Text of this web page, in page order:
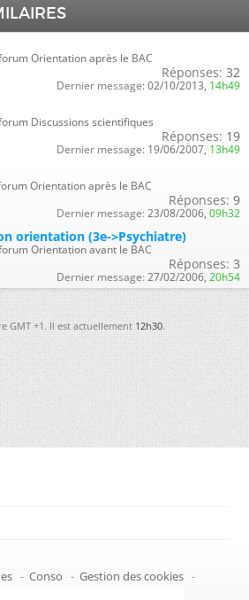
Orientation après le BAC
Réponses: 32
Dernier message: 02/10/2013, 14h49
Discussions scientifiques
Réponses: 19
Dernier message: 19/06/2007, 13h49
Orientation après le BAC
Réponses: 9
Dernier message: 23/08/2006, 09h32
orientation (3e->Psychiatre)
Orientation avant le BAC
Réponses: 3
Dernier message: 27/02/2006, 20h54
GMT +1. Il est actuellement12h30.
- Conso - Gestion des cookies -